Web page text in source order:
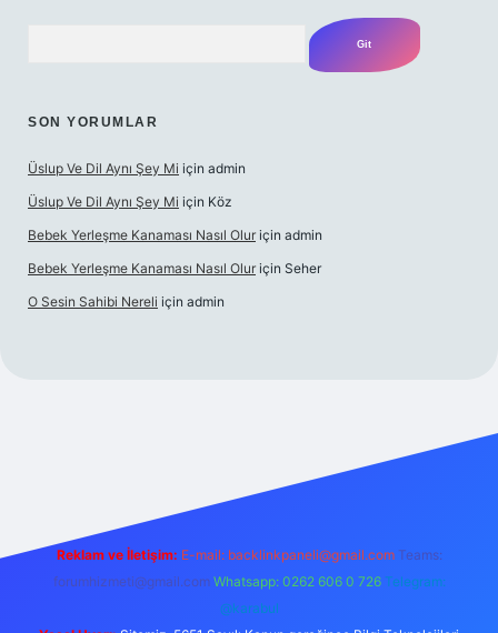
SON YORUMLAR
Üslup Ve Dil Aynı Şey Mi için admin
Üslup Ve Dil Aynı Şey Mi için Köz
Bebek Yerleşme Kanaması Nasıl Olur için admin
Bebek Yerleşme Kanaması Nasıl Olur için Seher
O Sesin Sahibi Nereli için admin
Reklam ve İletişim: E-mail: backlinkpaneli@gmail.com Teams:
forumhizmeti@gmail.com Whatsapp: 0262 606 0 726 Telegram:
@karabul